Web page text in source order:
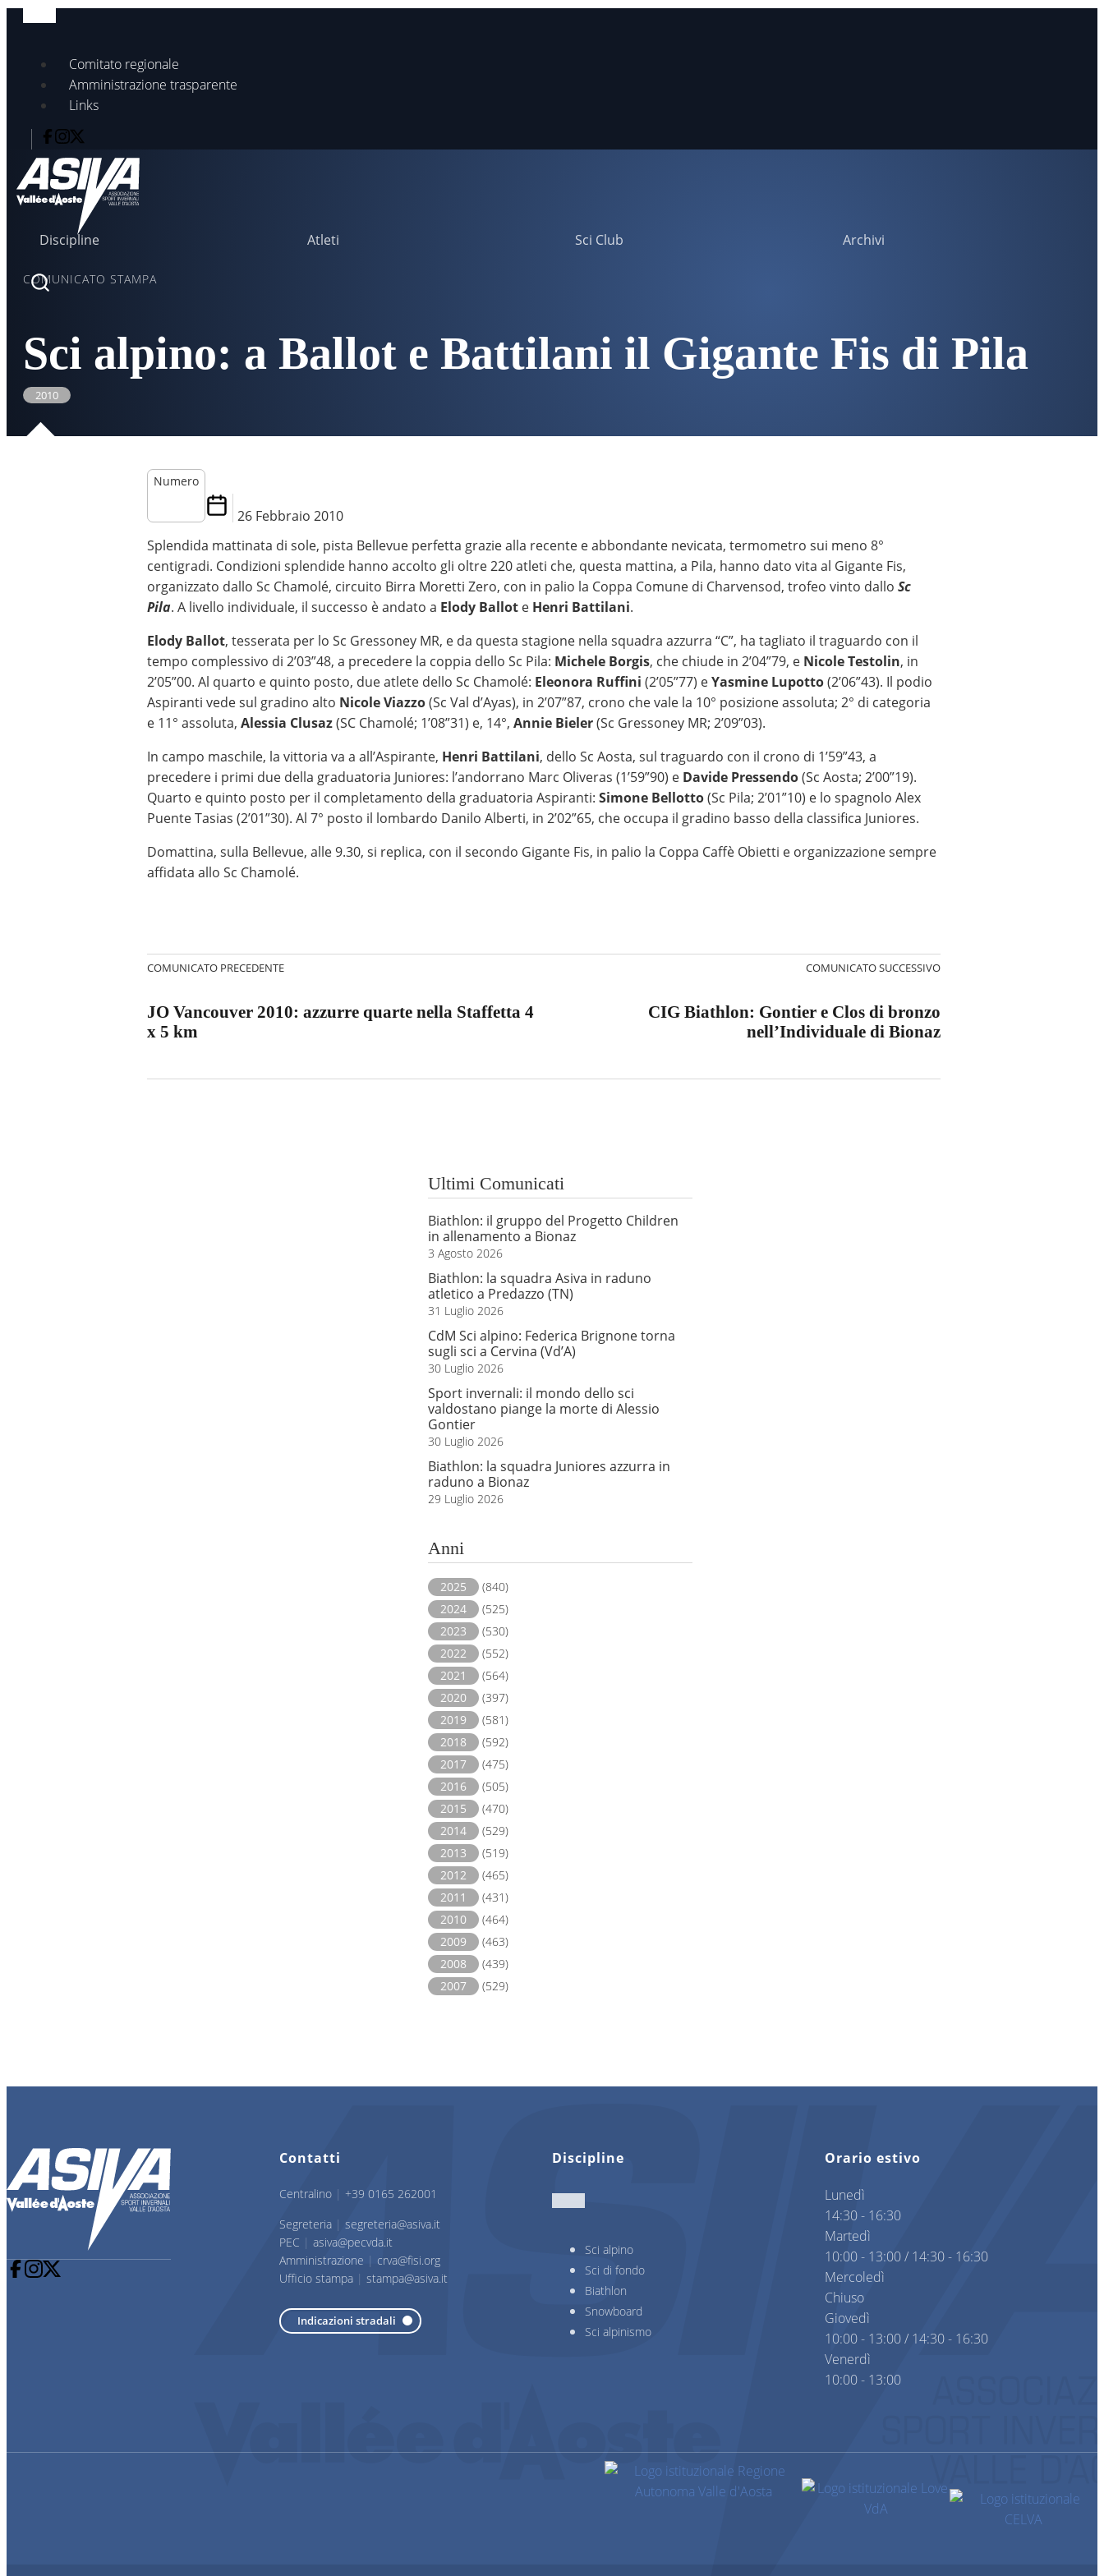
Comitato regionale
Amministrazione trasparente
Links
Discipline Atleti Sci Club Archivi
COMUNICATO STAMPA
Sci alpino: a Ballot e Battilani il Gigante Fis di Pila
2010
Numero
26 Febbraio 2010
Splendida mattinata di sole, pista Bellevue perfetta grazie alla recente e abbondante nevicata, termometro sui meno 8°
centigradi. Condizioni splendide hanno accolto gli oltre 220 atleti che, questa mattina, a Pila, hanno dato vita al Gigante Fis,
organizzato dallo Sc Chamolé, circuito Birra Moretti Zero, con in palio la Coppa Comune di Charvensod, trofeo vinto dallo Sc
Pila. A livello individuale, il successo è andato a Elody Ballot e Henri Battilani.
Elody Ballot, tesserata per lo Sc Gressoney MR, e da questa stagione nella squadra azzurra “C”, ha tagliato il traguardo con il
tempo complessivo di 2’03”48, a precedere la coppia dello Sc Pila: Michele Borgis, che chiude in 2’04”79, e Nicole Testolin, in
2’05”00. Al quarto e quinto posto, due atlete dello Sc Chamolé: Eleonora Ruffini (2’05”77) eYasmine Lupotto(2’06”43). Il podio
Aspiranti vede sul gradino alto Nicole Viazzo(Sc Val d’Ayas), in 2’07”87, crono che vale la 10° posizione assoluta; 2° di categoria
e 11° assoluta, Alessia Clusaz(SC Chamolé; 1’08”31) e, 14°, Annie Bieler(Sc Gressoney MR; 2’09”03).
In campo maschile, la vittoria va a all’Aspirante, Henri Battilani, dello Sc Aosta, sul traguardo con il crono di 1’59”43, a
precedere i primi due della graduatoria Juniores: l’andorrano Marc Oliveras (1’59”90) e Davide Pressendo(Sc Aosta; 2’00”19).
Quarto e quinto posto per il completamento della graduatoria Aspiranti: Simone Bellotto(Sc Pila; 2’01”10) e lo spagnolo Alex
Puente Tasias (2’01”30). Al 7° posto il lombardo Danilo Alberti, in 2’02”65, che occupa il gradino basso della classifica Juniores.
Domattina, sulla Bellevue, alle 9.30, si replica, con il secondo Gigante Fis, in palio la Coppa Caffè Obietti e organizzazione sempre
affidata allo Sc Chamolé.
COMUNICATO PRECEDENTE
JO Vancouver 2010: azzurre quarte nella Staffetta 4
x 5 km
COMUNICATO SUCCESSIVO
CIG Biathlon: Gontier e Clos di bronzo
nell’Individuale di Bionaz
Ultimi Comunicati
Biathlon: il gruppo del Progetto Children
in allenamento a Bionaz
3 Agosto 2026
Biathlon: la squadra Asiva in raduno
atletico a Predazzo (TN)
31 Luglio 2026
CdM Sci alpino: Federica Brignone torna
sugli sci a Cervina (Vd’A)
30 Luglio 2026
Sport invernali: il mondo dello sci
valdostano piange la morte di Alessio
Gontier
30 Luglio 2026
Biathlon: la squadra Juniores azzurra in
raduno a Bionaz
29 Luglio 2026
Anni
2025
(840)
2024
(525)
2023
(530)
2022
(552)
2021
(564)
2020
(397)
2019
(581)
2018
(592)
2017
(475)
2016
(505)
2015
(470)
2014
(529)
2013
(519)
2012
(465)
2011
(431)
2010
(464)
2009
(463)
2008
(439)
2007
(529)
Contatti
Centralino | +39 0165 262001
Segreteria | segreteria@asiva.it
PEC | asiva@pecvda.it
Amministrazione | crva@fisi.org
Ufficio stampa | stampa@asiva.it
Indicazioni stradali
Discipline
Sci alpino
Sci di fondo
Biathlon
Snowboard
Sci alpinismo
Orario estivo
Lunedì
14:30 - 16:30
Martedì
10:00 - 13:00 / 14:30 - 16:30
Mercoledì
Chiuso
Giovedì
10:00 - 13:00 / 14:30 - 16:30
Venerdì
10:00 - 13:00